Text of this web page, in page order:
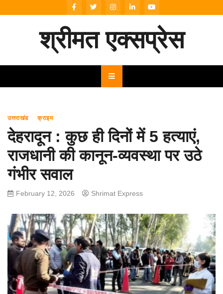
to
श्रीमत एक्सप्रेस
उत्तराखंड क्राइम
देहरादून : कुछ ही दिनों में 5 हत्याएं,
राजधानी की कानून-व्यवस्था पर उठे
गंभीर सवाल
February 12, 2026 Shrimat Express